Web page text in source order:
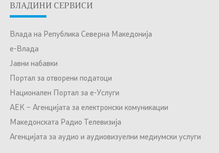
ВЛАДИНИ СЕРВИСИ
Влада на Република Северна Македонија
е-Влада
Јавни набавки
Портал за отворени податоци
Национален Портал за е-Услуги
АЕК – Агенцијата за електронски комуникации
Македонската Радио Телевизија
Агенцијата за аудио и аудиовизуелни медиумски услуги